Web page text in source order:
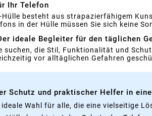
Ihr Telefon
Hülle besteht aus strapazierfähigem
in der Hülle müssen Sie sich keine
ideale Begleiter für den täglichen
suchen, die Stil, Funktionalität und
vor alltäglichen Gefahren
Schutz und praktischer Helfer in
ideale Wahl für alle, die eine vielseitige